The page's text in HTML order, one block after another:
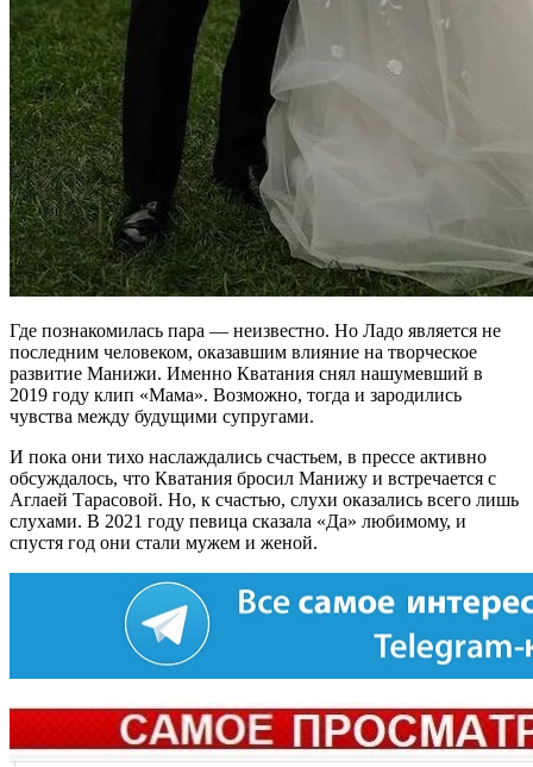
Где познакомилась пара — неизвестно. Но Ладо является не
последним человеком, оказавшим влияние на творческое
развитие Манижи. Именно Кватания снял нашумевший в
2019 году клип «Мама». Возможно, тогда и зародились
чувства между будущими супругами.
И пока они тихо наслаждались счастьем, в прессе активно
обсуждалось, что Кватания бросил Манижу и встречается с
Аглаей Тарасовой. Но, к счастью, слухи оказались всего лишь
слухами. В 2021 году певица сказала «Да» любимому, и
спустя год они стали мужем и женой.